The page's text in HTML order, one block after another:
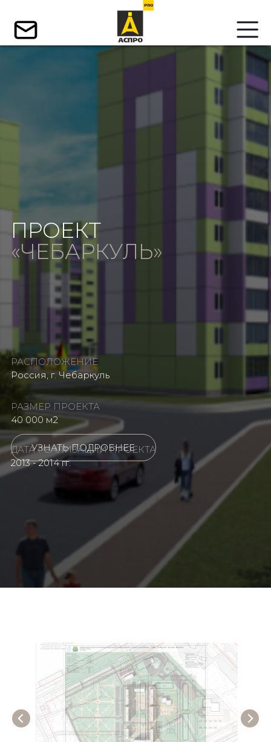
ПРОЕКТ
«ЧЕБАРКУЛЬ»
УЗНАТЬ ПОДРОБНЕЕ
РАСПОЛОЖЕНИЕ
Россия, г. Чебаркуль
РАЗМЕР ПРОЕКТА
40 000 м2
ДАТА РЕАЛИЗАЦИИ ПРОЕКТА
2013 - 2014 гг.